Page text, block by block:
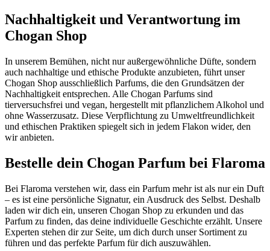
Nachhaltigkeit und Verantwortung im
Chogan Shop
In unserem Bemühen, nicht nur außergewöhnliche Düfte, sondern
auch nachhaltige und ethische Produkte anzubieten, führt unser
Chogan Shop ausschließlich Parfums, die den Grundsätzen der
Nachhaltigkeit entsprechen. Alle Chogan Parfums sind
tierversuchsfrei und vegan, hergestellt mit pflanzlichem Alkohol und
ohne Wasserzusatz. Diese Verpflichtung zu Umweltfreundlichkeit
und ethischen Praktiken spiegelt sich in jedem Flakon wider, den
wir anbieten.
Bestelle dein Chogan Parfum bei Flaroma
Bei Flaroma verstehen wir, dass ein Parfum mehr ist als nur ein Duft
– es ist eine persönliche Signatur, ein Ausdruck des Selbst. Deshalb
laden wir dich ein, unseren Chogan Shop zu erkunden und das
Parfum zu finden, das deine individuelle Geschichte erzählt. Unsere
Experten stehen dir zur Seite, um dich durch unser Sortiment zu
führen und das perfekte Parfum für dich auszuwählen.